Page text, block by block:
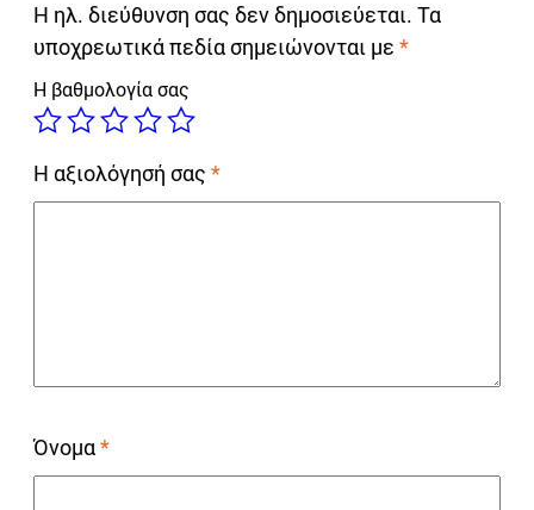
Η ηλ. διεύθυνση σας δεν δημοσιεύεται. Τα
υποχρεωτικά πεδία σημειώνονται με *
Η βαθμολογία σας
Η αξιολόγησή σας *
Όνομα*